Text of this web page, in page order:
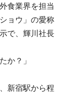
食業界を担当
ョウ」の愛称
で、輝川社長
か？」
新宿駅から程